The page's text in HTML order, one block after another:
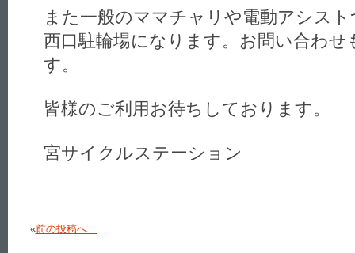
また一般のママチャリや電動アシス
西口駐輪場になります。お問い合わ
す。
皆様のご利用お待ちしております。
宮サイクルステーション
«前の投稿へ